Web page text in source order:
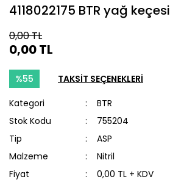
4118022175 BTR yağ keçesi
0,00 TL
0,00 TL
%55 TAKSİT SEÇENEKLERİ
Kategori
BTR
Stok Kodu
755204
Tip
ASP
Malzeme
Nitril
Fiyat
0,00 TL + KDV